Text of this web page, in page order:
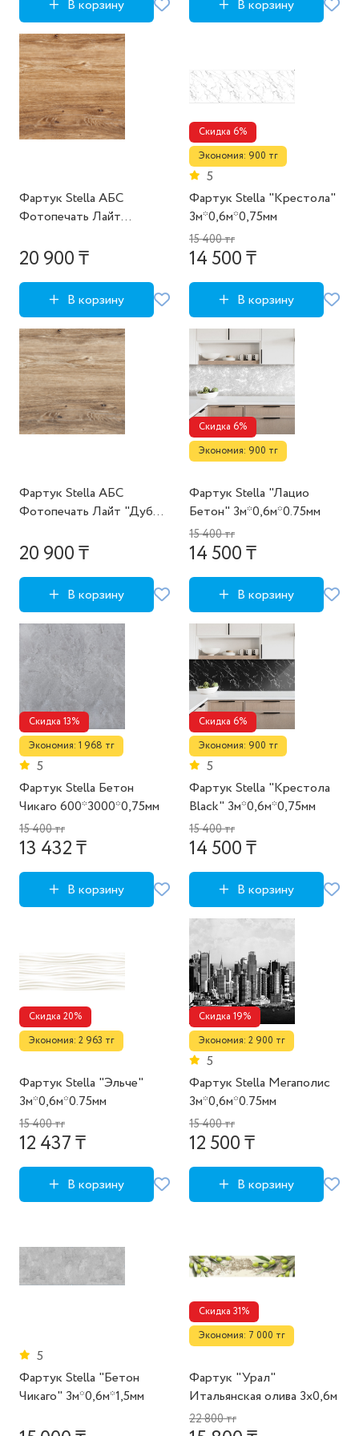
В корзину В корзину
Фартук Stella АБС
Фотопечать Лайт
3м*0,6м*0.75мм
20 900 ₸
В корзину
Скидка 6%
Экономия: 900 тг
5
Фартук Stella "Крестола"
3м*0,6м*0,75мм
15 400 тг
14 500 ₸
В корзину
Фартук Stella АБС
Фотопечать Лайт "Дуб
20 900 ₸
В корзину
Скидка 6%
Экономия: 900 тг
Фартук Stella "Лацио
Бетон" 3м*0,6м*0.75мм
15 400 тг
14 500 ₸
В корзину
Скидка 13%
Экономия: 1 968 тг
5
Фартук Stella Бетон
Чикаго 600*3000*0,75мм
15 400 тг
13 432 ₸
В корзину
Скидка 6%
Экономия: 900 тг
5
Фартук Stella "Крестола
Black" 3м*0,6м*0,75мм
15 400 тг
14 500 ₸
В корзину
Скидка 20%
Экономия: 2 963 тг
Фартук Stella "Эльче"
3м*0,6м*0.75мм
15 400 тг
12 437 ₸
В корзину
Скидка 19%
Экономия: 2 900 тг
5
Фартук Stella Мегаполис
3м*0,6м*0.75мм
15 400 тг
12 500 ₸
В корзину
5
Фартук Stella "Бетон
Чикаго" 3м*0,6м*1,5мм
Скидка 31%
Экономия: 7 000 тг
Фартук "Урал"
Итальянская олива 3х0,6м
22 800 тг